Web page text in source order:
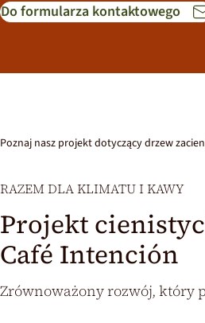
Do formularza kontaktowego
your
consent
to
load
Youtube
Poznaj nasz projekt dotyczący drzew
RAZEM DLA KLIMATU I KAWY
Projekt
Café Intención
Zrównoważony rozwój, który